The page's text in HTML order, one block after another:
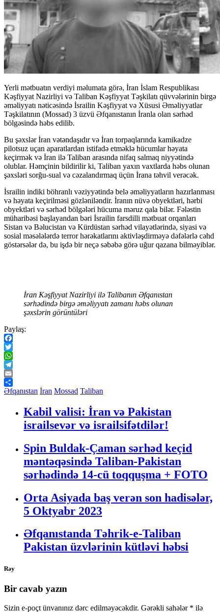
Yerli mətbuatın verdiyi məlumata görə, İran İslam Respublikası
Kəşfiyyat Nazirliyi və Taliban Kəşfiyyat Təşkilatı qüvvələrinin birgə
əməliyyatı nəticəsində İsrailin Kəşfiyyat və Xüsusi Əməliyyatlar
Təşkilatının (Mossad) 3 üzvü Əfqanıstanın İranla olan sərhəd
bölgəsində həbs edilib.
Bu şəxslər İran vətəndaşıdır və İran torpaqlarında kamikadze
pilotsuz uçan aparatlardan istifadə etməklə hücumlar həyata
keçirmək və İran ilə Taliban arasında nifaq salmaq niyyətində
olublar. Həmçinin bildirilir ki, Taliban yaxın vaxtlarda həbs olunan
şəxsləri sorğu-sual və cəzalandırmaq üçün İrana təhvil verəcək.
İsrailin indiki böhranlı vəziyyətində belə əməliyyatların hazırlanması
və həyata keçirilməsi gözləniləndir. İranın nüvə obyektləri, hərbi
obyektləri və sərhəd bölgələri hücuma məruz qala bilər. Fələstin
müharibəsi başlayandan bəri İsrailin farsdilli mətbuat orqanları
Sistan və Bəlucistan və Kürdüstan sərhəd vilayətlərində, siyasi və
sosial məsələlərdə terror hərəkatlarını aktivləşdirməyə dəfələrlə cəhd
göstərsələr də, bu işdə bir neçə səbəbə görə uğur qazana bilməyiblər.
İran Kəşfiyyat Nazirliyi ilə Talibanın Əfqanıstan
sərhədində birgə əməliyyatı zamanı həbs olunan
şəxslərin görüntüləri
Paylaş:
Facebook
Twitter
WhatsApp
Telegram
Email
Share
Əfqanıstan İran Mossad Taliban
Kabil valisi: İran və Pakistan
israilsevər və israilsifətdilər!
Spin Buldak-Çaman sərhəd keçid
məntəqəsində Taliban-Pakistan
sərhədində 14-cü toqquşma + FOTO
Orta Asiyada baş verən son hadisələr,
5 Oktyabr 2023
Əfqanıstanda Təhrik-e-Taliban
Pakistan üzvlərinin kütləvi həbsi
Rəy
Bir cavab yazın
Sizin e-poçt ünvanınız dərc edilməyəcəkdir. Gərəkli sahələr * ilə